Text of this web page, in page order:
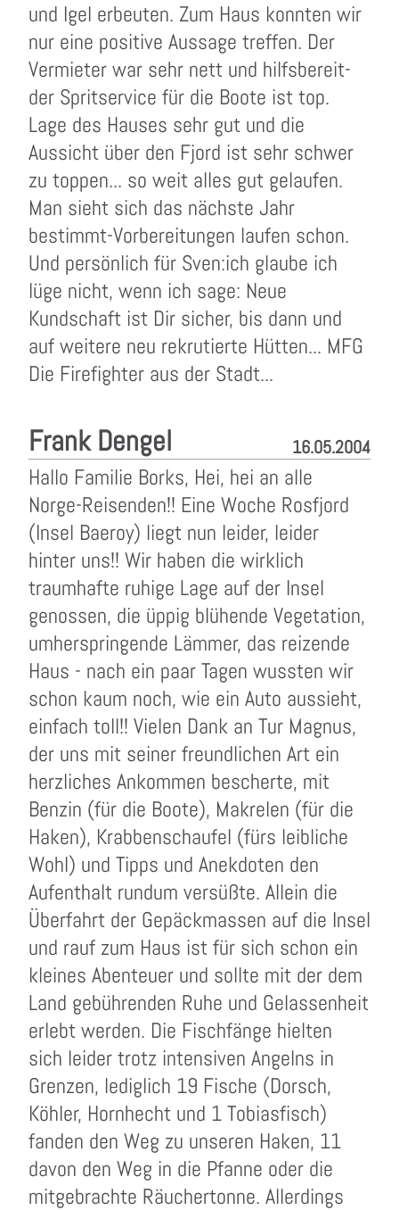
und Igel erbeuten. Zum Haus konnten wir
nur eine positive Aussage treffen. Der
Vermieter war sehr nett und hilfsbereit-
der Spritservice für die Boote ist top.
Lage des Hauses sehr gut und die
Aussicht über den Fjord ist sehr schwer
zu toppen... so weit alles gut gelaufen.
Man sieht sich das nächste Jahr
bestimmt-Vorbereitungen laufen schon.
Und persönlich für Sven:ich glaube ich
lüge nicht, wenn ich sage: Neue
Kundschaft ist Dir sicher, bis dann und
auf weitere neu rekrutierte Hütten... MFG
Die Firefighter aus der Stadt...
Frank Dengel 16.05.2004
Hallo Familie Borks, Hei, hei an alle
Norge-Reisenden!! Eine Woche Rosfjord
(Insel Baeroy) liegt nun leider, leider
hinter uns!! Wir haben die wirklich
traumhafte ruhige Lage auf der Insel
genossen, die üppig blühende Vegetation,
umherspringende Lämmer, das reizende
Haus - nach ein paar Tagen wussten wir
schon kaum noch, wie ein Auto aussieht,
einfach toll!! Vielen Dank an Tur Magnus,
der uns mit seiner freundlichen Art ein
herzliches Ankommen bescherte, mit
Benzin (für die Boote), Makrelen (für die
Haken), Krabbenschaufel (fürs leibliche
Wohl) und Tipps und Anekdoten den
Aufenthalt rundum versüßte. Allein die
Überfahrt der Gepäckmassen auf die Insel
und rauf zum Haus ist für sich schon ein
kleines Abenteuer und sollte mit der dem
Land gebührenden Ruhe und Gelassenheit
erlebt werden. Die Fischfänge hielten
sich leider trotz intensiven Angelns in
Grenzen, lediglich 19 Fische (Dorsch,
Köhler, Hornhecht und 1 Tobiasfisch)
fanden den Weg zu unseren Haken, 11
davon den Weg in die Pfanne oder die
mitgebrachte Räuchertonne. Allerdings